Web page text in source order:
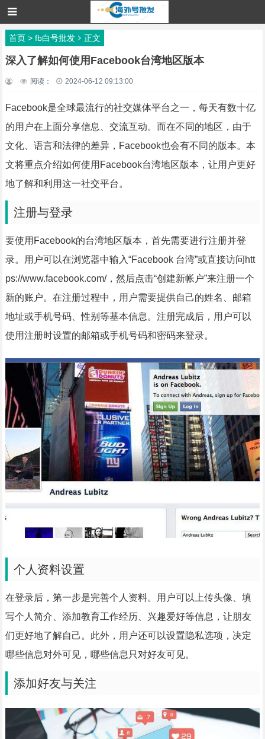
首页> fb白号批发 正文
深入了解如何使用Facebook台湾地区版本
阅读： 2024-06-12 09:13:00
Facebook是全球最流行的社交媒体平台之一，每天有数十亿
的用户在上面分享信息、交流互动。而在不同的地区，由于
文化、语言和法律的差异，Facebook也会有不同的版本。本
文将重点介绍如何使用Facebook台湾地区版本，让用户更好
地了解和利用这一社交平台。
注册与登录
要使用Facebook的台湾地区版本，首先需要进行注册并登
录。用户可以在浏览器中输入“Facebook 台湾”或直接访问htt
ps://www.facebook.com/，然后点击“创建新帐户”来注册一个
新的账户。在注册过程中，用户需要提供自己的姓名、邮箱
地址或手机号码、性别等基本信息。注册完成后，用户可以
使用注册时设置的邮箱或手机号码和密码来登录。
个人资料设置
在登录后，第一步是完善个人资料。用户可以上传头像、填
写个人简介、添加教育工作经历、兴趣爱好等信息，让朋友
们更好地了解自己。此外，用户还可以设置隐私选项，决定
哪些信息对外可见，哪些信息只对好友可见。
添加好友与关注